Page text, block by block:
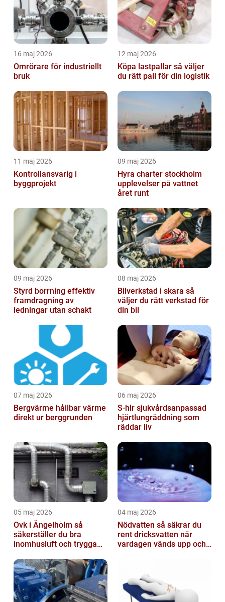
16 maj 2026
Omrörare för industriellt
bruk
12 maj 2026
Köpa lastpallar så väljer
du rätt pall för din logistik
11 maj 2026
Kontrollansvarig i
byggprojekt
09 maj 2026
Hyra charter stockholm
upplevelser på vattnet
året runt
09 maj 2026
Styrd borrning effektiv
framdragning av
ledningar utan schakt
08 maj 2026
Bilverkstad i skara så
väljer du rätt verkstad för
din bil
07 maj 2026
Bergvärme hållbar värme
direkt ur berggrunden
06 maj 2026
S-hlr sjukvårdsanpassad
hjärtlungräddning som
räddar liv
05 maj 2026
Ovk i Ängelholm så
säkerställer du bra
inomhusluft och trygga
04 maj 2026
Nödvatten så säkrar du
rent dricksvatten när
vardagen vänds upp och